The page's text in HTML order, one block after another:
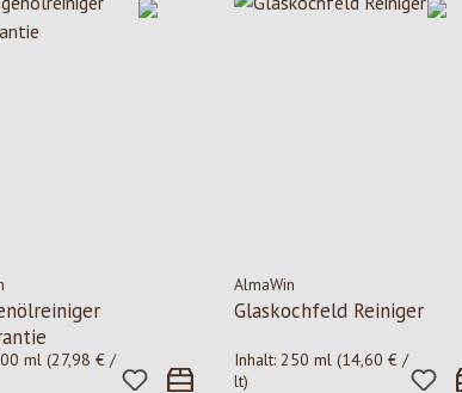
ml(27,98 € /
AlmaWin
Glaskochfeld Reiniger
Inhalt: 250 ml (14,60 € /
lt)